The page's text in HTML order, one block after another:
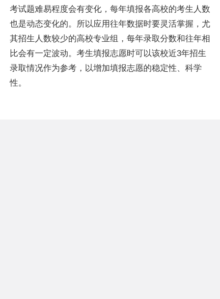
考试题难易程度会有变化，每年填报各高校的考生人数
也是动态变化的。所以应用往年数据时要灵活掌握，尤
其招生人数较少的高校专业组，每年录取分数和往年相
比会有一定波动。考生填报志愿时可以该校近3年招生
录取情况作为参考，以增加填报志愿的稳定性、科学
性。